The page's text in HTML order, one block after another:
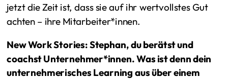
jetzt die Zeit ist, dass sie auf ihr wertvollstes Gut
achten – ihre Mitarbeiter*innen.
New Work Stories: Stephan, du berätst und
coachst Unternehmer*innen. Was ist denn dein
unternehmerisches Learning aus über einem